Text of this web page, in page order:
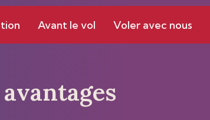
Avant le vol Voler avec nous